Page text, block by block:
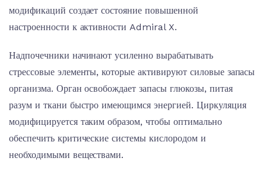
модификаций создает состояние повышенной
настроенности к активности Admiral X.
Надпочечники начинают усиленно вырабатывать
стрессовые элементы, которые активируют силовые запасы
организма. Орган освобождает запасы глюкозы, питая
разум и ткани быстро имеющимся энергией. Циркуляция
модифицируется таким образом, чтобы оптимально
обеспечить критические системы кислородом и
необходимыми веществами.